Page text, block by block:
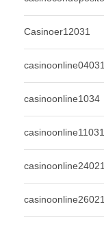
Casinoer12031
casinoonline04031
casinoonline1034
casinoonline11031
casinoonline24021
casinoonline26021